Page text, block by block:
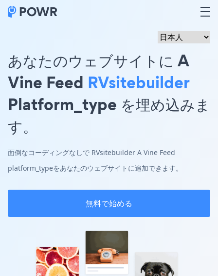
あなたのウェブサイトに A
Vine Feed RVsitebuilder
Platform_type を埋め込みま
す。
面倒なコーディングなしで RVsitebuilder A Vine Feed
platform_typeをあなたのウェブサイトに追加できます。
無料で始める